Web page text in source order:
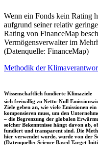
Wenn ein Fonds kein Rating
aufgrund seiner relativ
Rating von FinanceMap
Vermögensverwalter im
(Datenquelle: FinanceMap)
Methodik der
Wissenschaftlich fundierte Klimaziele
sich freiwillig zu Netto-Null
Ziele geben an, wie viele Emissionen
kompensieren muss, um den
– die Begrenzung der globalen
solcher Bekenntnisse hängt davon ab,
fundiert und transparent sind. Die
hier verwendet wurde, wurde von der
(Datenquelle: Science Based Target